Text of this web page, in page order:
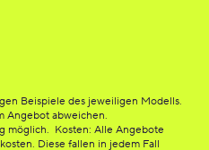
Beispiele des jeweiligen Modells.
Angebot abweichen.
möglich. Kosten: Alle Angebote
Diese fallen in jedem Fall